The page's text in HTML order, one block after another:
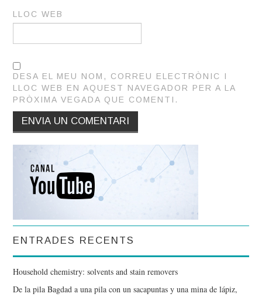
LLOC WEB
DESA EL MEU NOM, CORREU ELECTRÒNIC I
LLOC WEB EN AQUEST NAVEGADOR PER A LA
PRÒXIMA VEGADA QUE COMENTI.
ENTRADES RECENTS
Household chemistry: solvents and stain removers
De la pila Bagdad a una pila con un sacapuntas y una mina de lápiz,